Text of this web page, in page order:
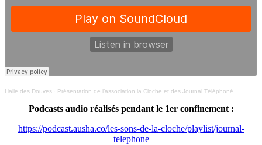
Halle des Douves · Présentation de l’association la Cloche et des Journal Téléphoné
Podcasts audio réalisés pendant le 1er confinement :
https://podcast.ausha.co/les-sons-de-la-cloche/playlist/journal-
telephone